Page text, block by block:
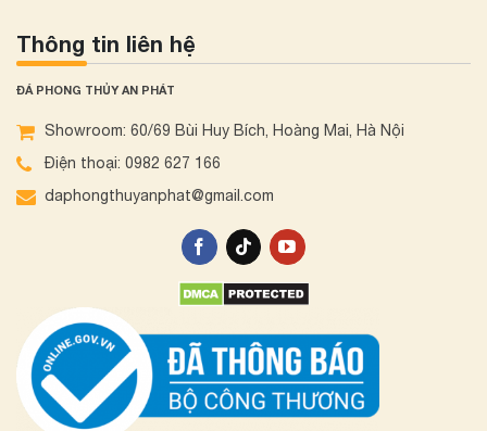
Thông tin liên hệ
ĐÁ PHONG THỦY AN PHÁT
Showroom: 60/69 Bùi Huy Bích, Hoàng Mai, Hà Nội
Điện thoại: 0982 627 166
daphongthuyanphat@gmail.com